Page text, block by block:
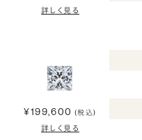
詳しく見る
¥199,600 (税込)
詳しく見る